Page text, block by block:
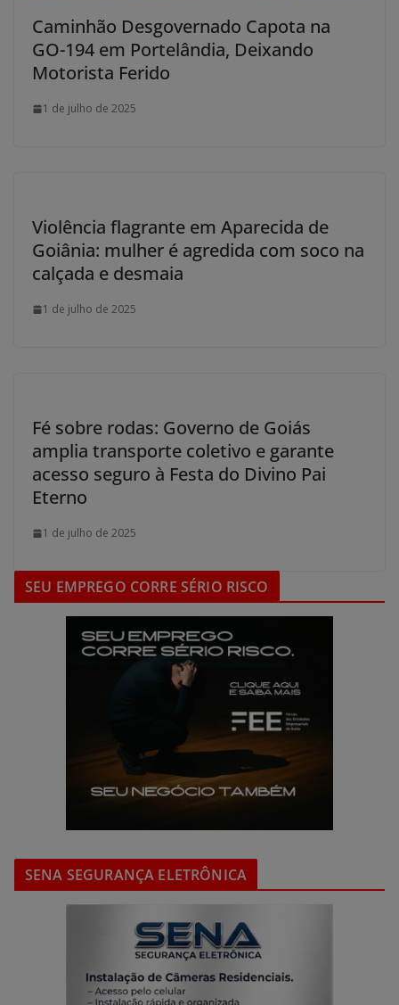
Caminhão Desgovernado Capota na
GO-194 em Portelândia, Deixando
Motorista Ferido
1 de julho de 2025
Violência flagrante em Aparecida de
Goiânia: mulher é agredida com soco na
calçada e desmaia
1 de julho de 2025
Fé sobre rodas: Governo de Goiás
amplia transporte coletivo e garante
acesso seguro à Festa do Divino Pai
Eterno
1 de julho de 2025
SEU EMPREGO CORRE SÉRIO RISCO
SENA SEGURANÇA ELETRÔNICA